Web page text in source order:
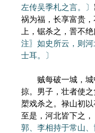
左传吴季札之言。〕
祸为福，长享富贵
上，锯杀之，詈不
注〗如史所云，则
士耳。〕
贼每破一城，城
掠。男子，壮者使
槊戏杀之。禄山初
至是，河北皆下之，
郭、李相持于常山